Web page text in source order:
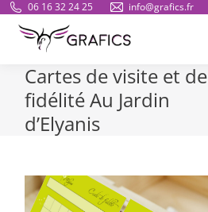
06 16 32 24 25 info@grafics.fr
Cartes de visite et de
fidélité Au Jardin
d’Elyanis